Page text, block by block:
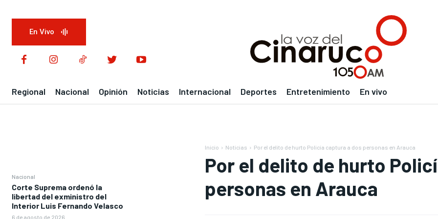
En Vivo
Regional Nacional Opinión Noticias Internacional Deportes Entretenimiento En vivo
Nacional
Corte Suprema ordenó la
libertad del exministro del
Interior Luis Fernando Velasco
6 de agosto de 2026
Inicio Noticias Por el delito de hurto Policía captura a dos personas en Arauca
Por el delito de hurto
personas en Arauca